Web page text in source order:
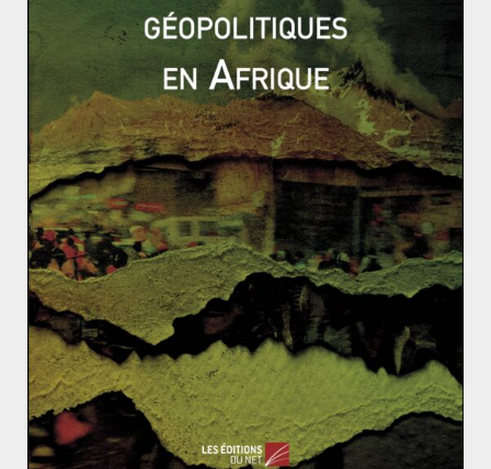
Affiche diffusée par al-
Qaïda sur Telegram –
application de
messagerie instantanée